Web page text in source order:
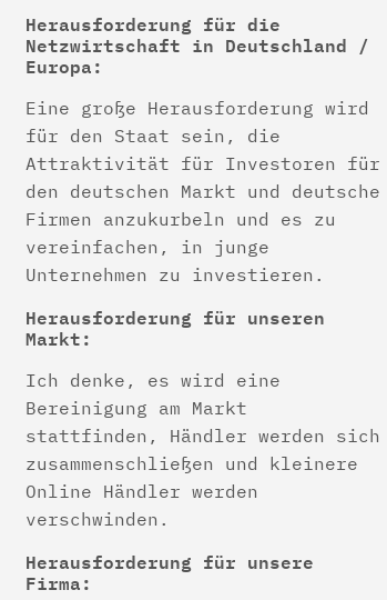
Herausforderung für die
Netzwirtschaft in Deutschland /
Europa:
Eine große Herausforderung wird
für den Staat sein, die
Attraktivität für Investoren für
den deutschen Markt und deutsche
Firmen anzukurbeln und es zu
vereinfachen, in junge
Unternehmen zu investieren.
Herausforderung für unseren
Markt:
Ich denke, es wird eine
Bereinigung am Markt
stattfinden, Händler werden sich
zusammenschließen und kleinere
Online Händler werden
verschwinden.
Herausforderung für unsere
Firma: